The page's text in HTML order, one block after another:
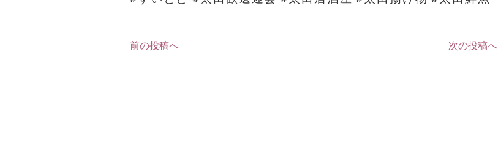
前の投稿へ 次の投稿へ